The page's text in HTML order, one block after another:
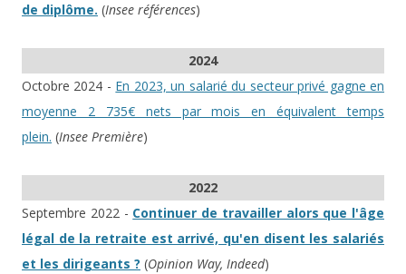
de diplôme. (Insee références)
2024
Octobre 2024 - En 2023, un salarié du secteur privé gagne en
moyenne 2 735€ nets par mois en équivalent temps
plein. (Insee Première)
2022
Septembre 2022 - Continuer de travailler alors que l'âge
légal de la retraite est arrivé, qu'en disent les salariés
et les dirigeants ? (Opinion Way, Indeed)